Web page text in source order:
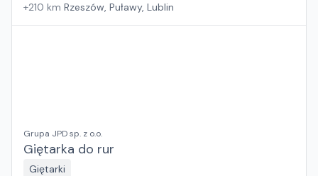
+210 km Rzeszów, Puławy, Lublin
Grupa JPD sp. z o.o.
Giętarka do rur
Giętarki